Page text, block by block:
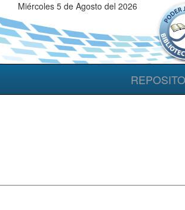
Miércoles 5 de Agosto del 2026